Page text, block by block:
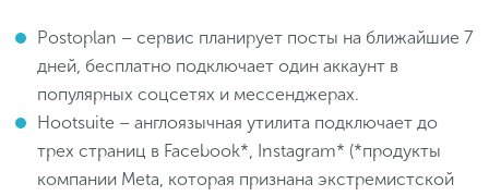
Postoplan – сервис планирует посты на ближайшие 7
дней, бесплатно подключает один аккаунт в
популярных соцсетях и мессенджерах.
Hootsuite – англоязычная утилита подключает до
трех страниц в Facebook*, Instagram* (*продукты
компании Meta, которая признана экстремистской